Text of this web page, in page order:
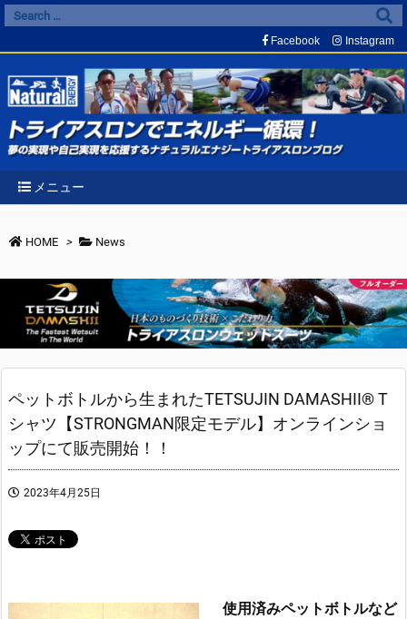
メニュー
Facebook Instagram
HOME > News
ペットボトルから生まれたTETSUJIN DAMASHII®︎ T
シャツ【STRONGMAN限定モデル】オンラインショ
ップにて販売開始！！
2023年4月25日
使用済みペットボトルなど